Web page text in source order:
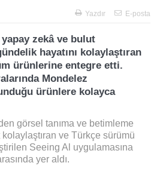
Yazdır E-posta
zekâ ve bulut
hayatını kolaylaştıran
ürünlerine entegre etti.
Mondelez
ürünlere kolayca
görsel tanıma ve betimleme
ve Türkçe sürümü
Seeing Al uygulamasına
yer aldı.